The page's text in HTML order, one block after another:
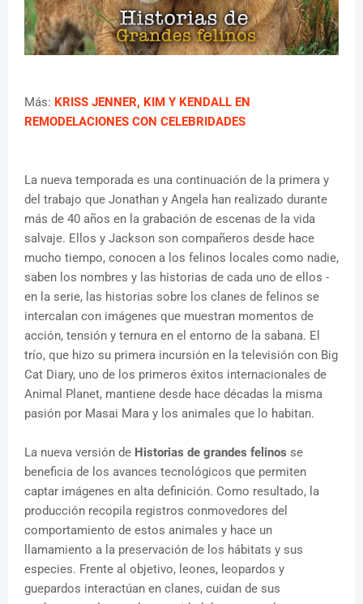
Más: KRISS JENNER, KIM Y KENDALL EN
REMODELACIONES CON CELEBRIDADES
La nueva temporada es una continuación de la primera y
del trabajo que Jonathan y Angela han realizado durante
más de 40 años en la grabación de escenas de la vida
salvaje. Ellos y Jackson son compañeros desde hace
mucho tiempo, conocen a los felinos locales como nadie,
saben los nombres y las historias de cada uno de ellos -
en la serie, las historias sobre los clanes de felinos se
intercalan con imágenes que muestran momentos de
acción, tensión y ternura en el entorno de la sabana. El
trío, que hizo su primera incursión en la televisión con Big
Cat Diary, uno de los primeros éxitos internacionales de
Animal Planet, mantiene desde hace décadas la misma
pasión por Masai Mara y los animales que lo habitan.
La nueva versión de Historias de grandes felinos se
beneficia de los avances tecnológicos que permiten
captar imágenes en alta definición. Como resultado, la
producción recopila registros conmovedores del
comportamiento de estos animales y hace un
llamamiento a la preservación de los hábitats y sus
especies. Frente al objetivo, leones, leopardos y
guepardos interactúan en clanes, cuidan de sus